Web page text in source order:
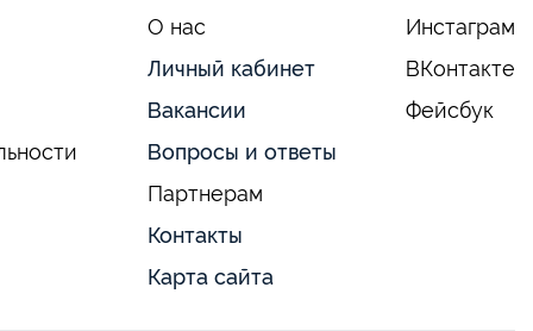
О нас
Личный кабинет
Вакансии
Вопросы и ответы
Партнерам
Контакты
Карта сайта
Инстаграм
ВКонтакте
Фейсбук